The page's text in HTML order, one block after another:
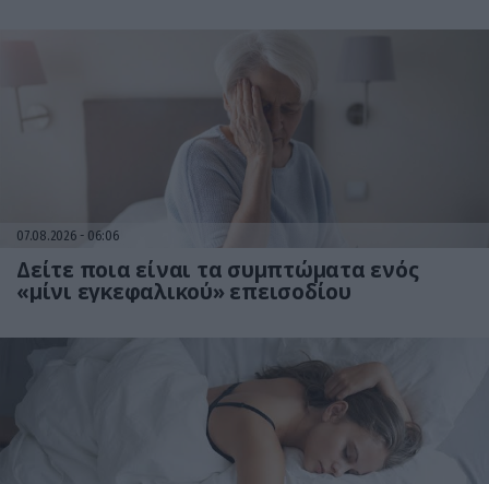
07.08.2026 06:06
Δείτε ποια είναι τα συμπτώματα ενός
«μίνι εγκεφαλικού» επεισοδίου